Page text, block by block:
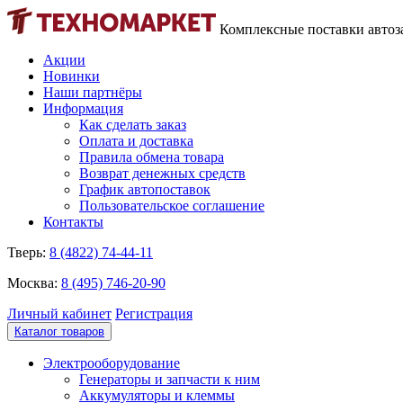
Комплексные поставки
Акции
Новинки
Наши партнёры
Информация
Как сделать заказ
Оплата и доставка
Правила обмена товара
Возврат денежных средств
График автопоставок
Пользовательское соглашение
Контакты
Тверь: 8 (4822) 74-44-11
Москва: 8 (495) 746-20-90
Личный кабинет Регистрация
Каталог товаров
Электрооборудование
Генераторы и запчасти к ним
Аккумуляторы и клеммы